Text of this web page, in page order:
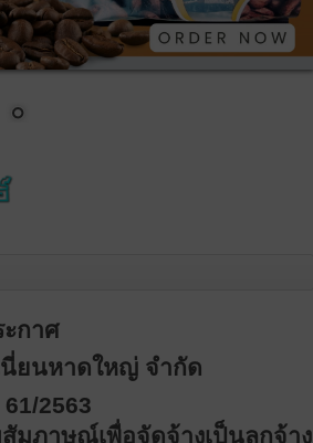
ะกาศ
ยนหาดใหญ่ จำกัด
61/2563
มภาษณ์เพื่อจัดจ้างเป็นลูกจ้าง